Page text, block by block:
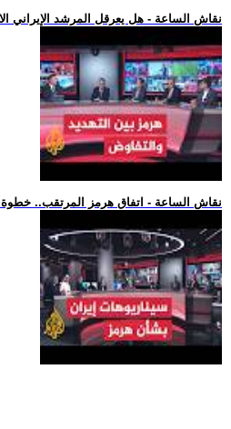
.. نقاش الساعة - هل يعرقل المرشد الإيراني
.. نقاش الساعة - اتفاق هرمز المرتقب.. خطوة